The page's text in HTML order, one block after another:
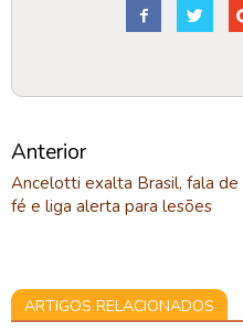
Anterior
Ancelotti exalta Brasil, fala de
fé e liga alerta para lesões
ARTIGOS RELACIONADOS